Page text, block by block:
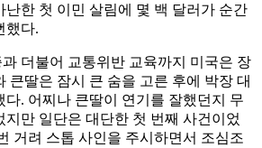
난한 첫 이민 살림에 몇 백 달러가 순간
했다.
더불어 교통위반 교육까지 미국은 장
큰딸은 잠시 큰 숨을 고른 후에 박장 대
다. 어찌나 큰딸이 연기를 잘했던지 무
지만 일단은 대단한 첫 번째 사건이었
거려 스톱 사인을 주시하면서 조심조